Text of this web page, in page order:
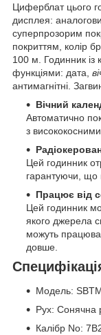
Циферблат цього
дисплея:
суперпрозорим
покриттям, колір
100 м. Годинник із
функціями: дата,
антимагнітні.
Вічний
Автоматично
з
Цей годинник
гарантуючи, що
Працює від
Цей годинник
якого джерела
можуть
довше.
Модель:
Рух: Сонячна
Калібр No: